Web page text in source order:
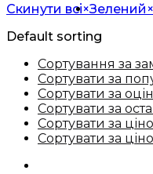
Скинути всі×Зелений ×
Default sorting
Сортування за
Сортувати за
Сортувати за
Сортувати за
Сортувати за
Сортувати за